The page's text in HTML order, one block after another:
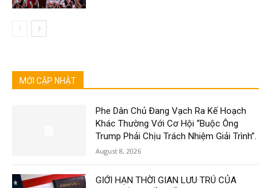
MỚI CẬP NHẬT
Phe Dân Chủ Đang Vạch Ra Kế Hoạch
Khác Thường Với Cơ Hội “Buộc Ông
Trump Phải Chịu Trách Nhiệm Giải Trình”.
August 8, 2026
GIỚI HẠN THỜI GIAN LƯU TRÚ CỦA